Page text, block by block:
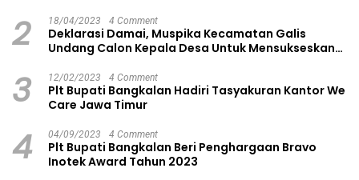
2 18/04/2023 4 Comment
Deklarasi Damai, Muspika Kecamatan Galis
Undang Calon Kepala Desa Untuk Mensukseskan
3 12/02/2023 4 Comment
Plt Bupati Bangkalan Hadiri Tasyakuran Kantor We
Care Jawa Timur
4 04/09/2023 4 Comment
Plt Bupati Bangkalan Beri Penghargaan Bravo
Inotek Award Tahun 2023